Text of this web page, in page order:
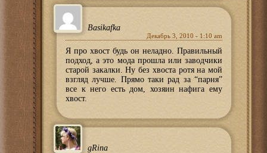
Basikafka
Декабрь 3, 2010 - 1:10 am
Я про хвост будь он неладно. Правильный
подход, а это мода прошла или заводчики
старой закалки. Ну без хвоста ротя на мой
взгляд лучше. Прямо таки рад за “парня”
все к него есть дом, хозяин нафига ему
хвост.
gRina